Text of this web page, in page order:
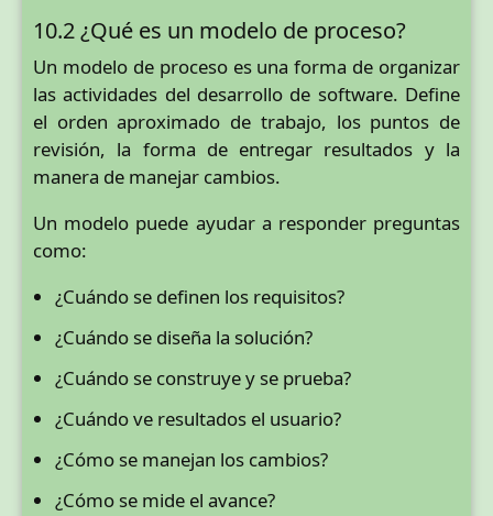
10.2 ¿Qué es un modelo de proceso?
Un modelo de proceso es una forma de organizar
las actividades del desarrollo de software. Define
el orden aproximado de trabajo, los puntos de
revisión, la forma de entregar resultados y la
manera de manejar cambios.
Un modelo puede ayudar a responder preguntas
como:
¿Cuándo se definen los requisitos?
¿Cuándo se diseña la solución?
¿Cuándo se construye y se prueba?
¿Cuándo ve resultados el usuario?
¿Cómo se manejan los cambios?
¿Cómo se mide el avance?